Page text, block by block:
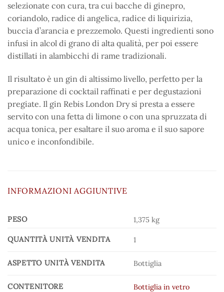
selezionate con cura, tra cui bacche di ginepro,
coriandolo, radice di angelica, radice di liquirizia,
buccia d’arancia e prezzemolo. Questi ingredienti sono
infusi in alcol di grano di alta qualità, per poi essere
distillati in alambicchi di rame tradizionali.
Il risultato è un gin di altissimo livello, perfetto per la
preparazione di cocktail raffinati e per degustazioni
pregiate. Il gin Rebis London Dry si presta a essere
servito con una fetta di limone o con una spruzzata di
acqua tonica, per esaltare il suo aroma e il suo sapore
unico e inconfondibile.
INFORMAZIONI AGGIUNTIVE
PESO 1,375 kg
QUANTITÀ UNITÀ VENDITA 1
ASPETTO UNITÀ VENDITA Bottiglia
CONTENITORE Bottiglia in vetro